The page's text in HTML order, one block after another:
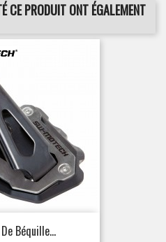
CE PRODUIT ONT ÉGALEMENT
Béquille...